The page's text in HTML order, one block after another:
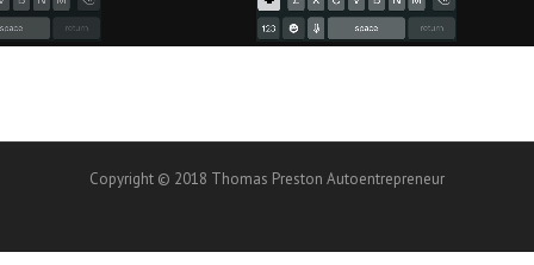
Copyright © 2018 Thomas Preston Autoentrepreneur